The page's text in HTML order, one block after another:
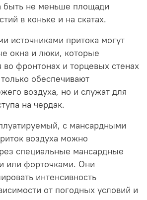
быть не меньше площади
в коньке и на скатах.
источниками притока могут
окна и люки, которые
во фронтонах и торцевых стенах
обеспечивают
воздуха, но и служат для
на чердак.
с мансардными
воздуха можно
специальные мансардные
или форточками. Они
интенсивность
от погодных условий и